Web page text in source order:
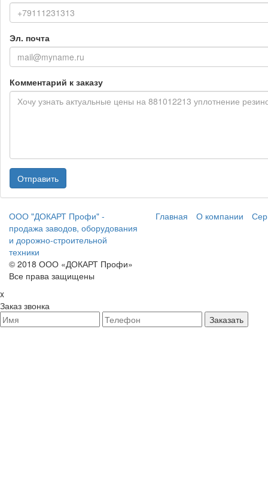
Эл. почта
Комментарий к заказу
Отправить
ООО "ДОКАРТ Профи" -
продажа заводов, оборудования
и дорожно-строительной
техники
© 2018 ООО «ДОКАРТ Профи»
Все права защищены
Главная О компании
x
Заказ звонка
Заказать